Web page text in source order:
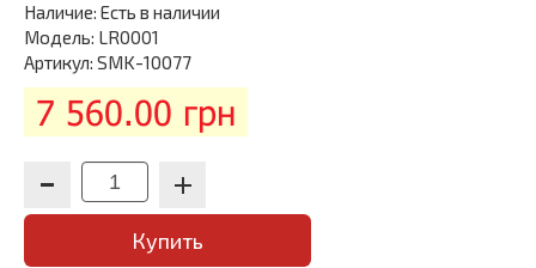
Наличие: Есть в наличии
Модель: LR0001
Артикул: SMK-10077
7 560.00 грн
Купить